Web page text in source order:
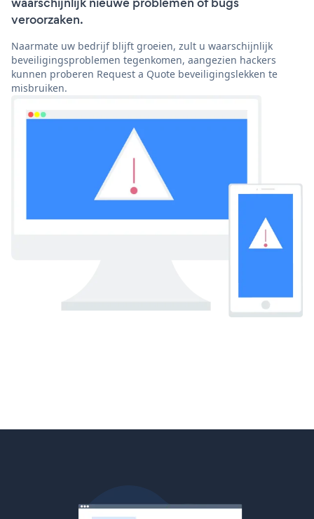
veroorzaken.
Naarmate uw bedrijf blijft groeien, zult u waarschijnlijk
beveiligingsproblemen tegenkomen, aangezien hackers
kunnen proberen Request a Quote beveiligingslekken te
misbruiken.